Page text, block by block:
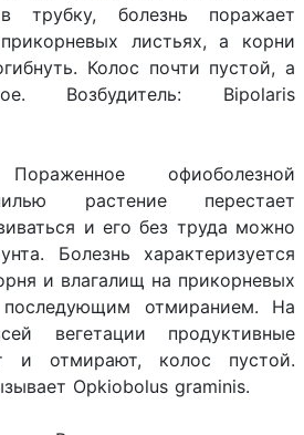
трубку, болезнь поражает
листьях, а корни
Колос почти пустой, а
Возбудитель: Bipolaris
офиоболезной
растение перестает
и его без труда можно
Болезнь характеризуется
и влагалищ на прикорневых
отмиранием. На
вегетации продуктивные
и отмирают, колос пустой.
Opkiobolus graminis.